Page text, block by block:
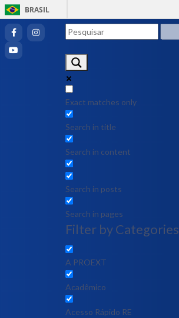
BRASIL
Exact matches only
Search in title
Search in content
Search in posts
Search in pages
Filter by Categories
A PROEXT
Acadêmico
Acesso Rápido RE